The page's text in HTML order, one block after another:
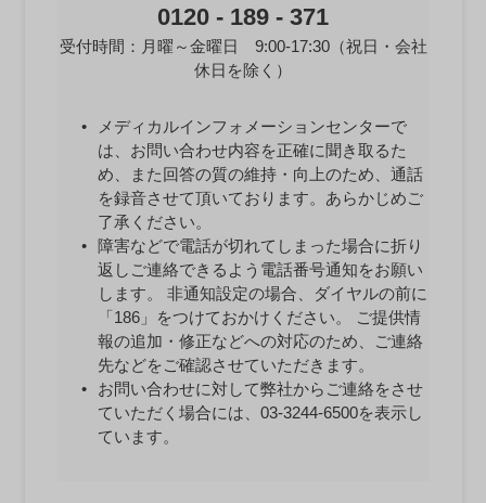
0120 - 189 - 371
受付時間：月曜～金曜日 9:00-17:30（祝日・会社
休日を除く）
メディカルインフォメーションセンターで
は、お問い合わせ内容を正確に聞き取るた
め、また回答の質の維持・向上のため、通話
を録音させて頂いております。あらかじめご
了承ください。
障害などで電話が切れてしまった場合に折り
返しご連絡できるよう電話番号通知をお願い
します。 非通知設定の場合、ダイヤルの前に
「186」をつけておかけください。 ご提供情
報の追加・修正などへの対応のため、ご連絡
先などをご確認させていただきます。
お問い合わせに対して弊社からご連絡をさせ
ていただく場合には、03-3244-6500を表示し
ています。